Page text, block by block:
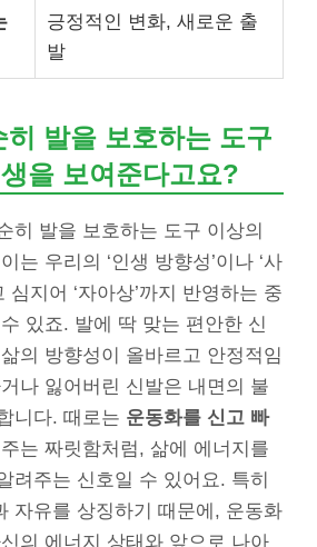
긍정적인 변화, 새로운 출
발
히 발을 보호하는 도구
을 보여준다고요?
히 발을 보호하는 도구 이상의
는 우리의 ‘인생 방향성’이나 ‘사
심지어 ‘자아상’까지 반영하는 중
있죠. 발에 딱 맞는 편안한 신
의 방향성이 올바르고 안정적임
나 잃어버린 신발은 내면의 불
니다. 때로는 운동화를 신고 빠
는 짜릿함처럼, 삶에 에너지를
려주는 신호일 수 있어요. 특히
자유를 상징하기 때문에, 운동화
의 에너지 상태와 앞으로 나아